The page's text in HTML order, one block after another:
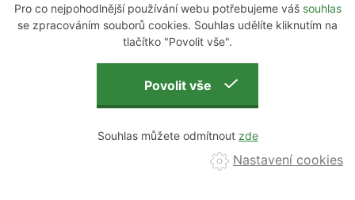
Pro co nejpohodlnější používání webu potřebujeme váš souhlas
se zpracováním souborů cookies. Souhlas udělíte kliknutím na
tlačítko "Povolit vše".
Souhlas můžete odmítnout
Nastavení cookies